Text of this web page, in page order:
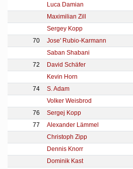
Luca Damian
Maximilian Zill
Sergey Kopp
70
Jose' Rubio-Karmann
Saban Shabani
72
David Schäfer
Kevin Horn
74
S. Adam
Volker Weisbrod
76
Sergej Kopp
77
Alexander Lämmel
Christoph Zipp
Dennis Knorr
Dominik Kast